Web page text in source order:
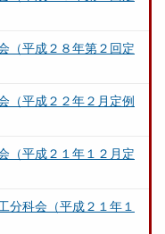
（平成２８年第２回定
平成２２年２月定例
（平成２１年１２月定
科会（平成２１年１